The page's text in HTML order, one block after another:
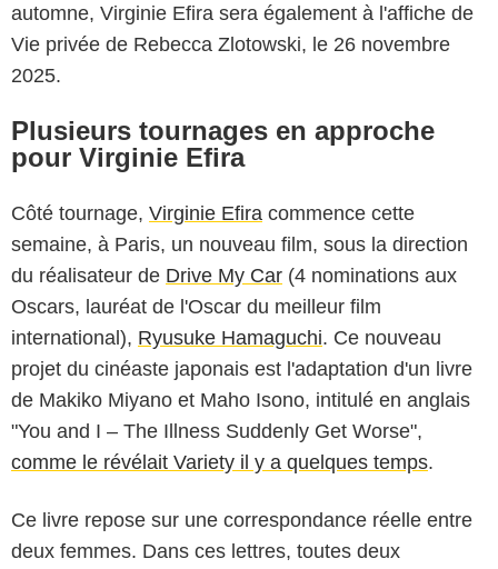
automne, Virginie Efira sera également à l'affiche de
Vie privée de Rebecca Zlotowski, le 26 novembre
2025.
Plusieurs tournages en approche
pour Virginie Efira
Côté tournage, Virginie Efira commence cette
semaine, à Paris, un nouveau film, sous la direction
du réalisateur de Drive My Car (4 nominations aux
Oscars, lauréat de l'Oscar du meilleur film
international), Ryusuke Hamaguchi. Ce nouveau
projet du cinéaste japonais est l'adaptation d'un livre
de Makiko Miyano et Maho Isono, intitulé en anglais
"You and I – The Illness Suddenly Get Worse",
comme le révélait Variety il y a quelques temps.
Ce livre repose sur une correspondance réelle entre
deux femmes. Dans ces lettres, toutes deux